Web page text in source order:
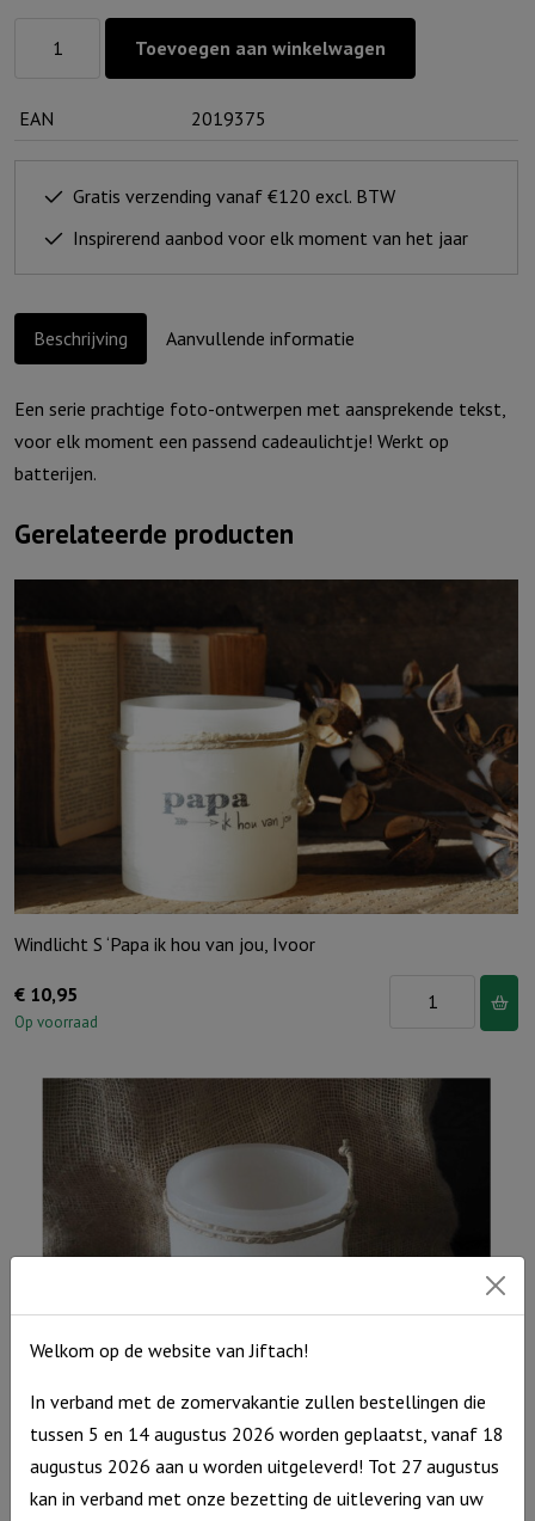
Een
parel
Toevoegen aan winkelwagen
EAN 2019375
Gratis verzending vanaf €120 excl. BTW
Inspirerend aanbod voor elk moment van het jaar
Beschrijving Aanvullende informatie
Een serie prachtige foto-ontwerpen met aansprekende tekst,
voor elk moment een passend cadeaulichtje! Werkt op
batterijen.
Gerelateerde producten
Windlicht S ‘Papa ik hou van jou, Ivoor
€ 10,95
Op voorraad
Windlicht
ik
hou
van
Windlicht M “Mijn plan met jullie …” Ivoor
15,95
Welkom op de website van Jiftach!
In verband met de zomervakantie zullen bestellingen die
tussen 5 en 14 augustus 2026 worden geplaatst, vanaf 18
augustus 2026 aan u worden uitgeleverd! Tot 27 augustus
kan in verband met onze bezetting de uitlevering van uw